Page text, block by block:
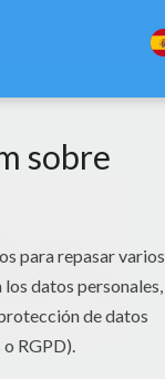
Papiroflexia De Corazón Con Servilleta De Papel